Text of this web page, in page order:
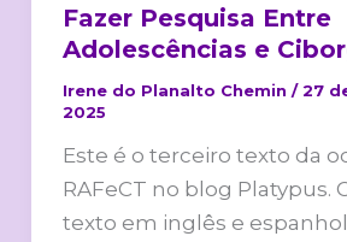
Fazer Pesquisa Entre
Adolescências e
Irene do Planalto Chemin /27
2025
Este é o terceiro texto da
RAFeCT no blog Platypus.
texto em inglês e